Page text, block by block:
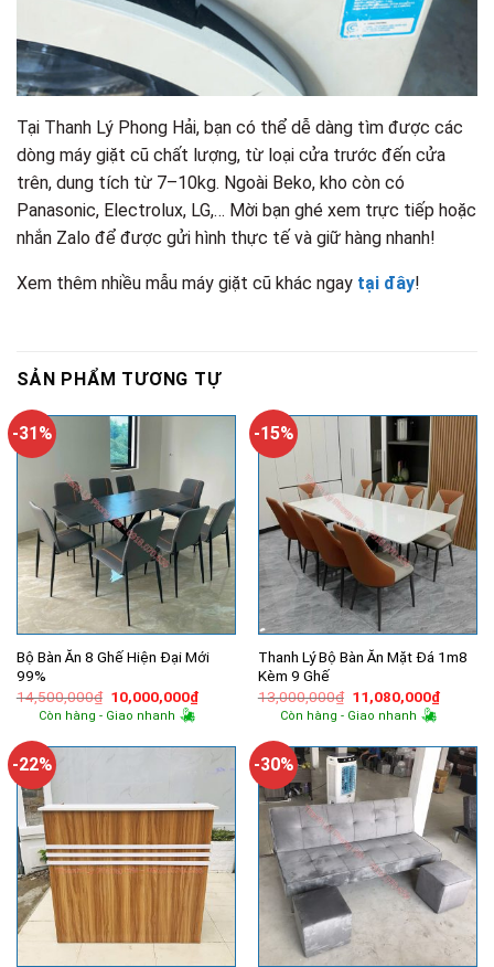
Tại Thanh Lý Phong Hải, bạn có thể dễ dàng tìm được các
dòng máy giặt cũ chất lượng, từ loại cửa trước đến cửa
trên, dung tích từ 7–10kg. Ngoài Beko, kho còn có
Panasonic, Electrolux, LG,… Mời bạn ghé xem trực tiếp hoặc
nhắn Zalo để được gửi hình thực tế và giữ hàng nhanh!
Xem thêm nhiều mẫu máy giặt cũ khác ngay tại đây!
SẢN PHẨM TƯƠNG TỰ
-31%
Bộ Bàn Ăn 8 Ghế Hiện Đại Mới
99%
14,500,000₫ Giá
gốc
là:
10,000,000₫Giá
hiện
10,000,000₫.
Còn hàng - Giao nhanh
-15%
Thanh Lý Bộ Bàn Ăn Mặt Đá 1m8
Kèm 9 Ghế
13,000,000₫ Giá
gốc
là:
11,080,000₫Giá
hiện
Còn hàng - Giao nhanh
-22% -30%